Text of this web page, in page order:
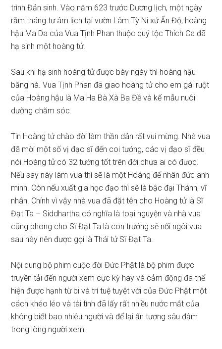
trình Đản sinh. Vào năm 623 trước Dương lịch, một ngày
rằm tháng tư âm lịch tại vườn Lâm Tỳ Ni xứ Ấn Độ, hoàng
hậu Ma Da của Vua Tịnh Phan thuộc quý tộc Thích Ca đã
hạ sinh một hoàng tử.
Sau khi hạ sinh hoàng tử được bày ngày thì hoàng hậu
băng hà. Vua Tịnh Phan đã giao hoàng tử cho em gái ruột
của Hoàng hậu là Ma Ha Bà Xà Ba Đề và kế mẫu nuôi
dưỡng chăm sóc.
Tin Hoàng tử chào đời làm thần dân rất vui mừng. Nhà vua
đã mời một số vị đạo sĩ đến coi tướng, các vị đạo sĩ đều
nói Hoàng tử có 32 tướng tốt trên đời chưa ai có được.
Nếu say này làm vua thì sẽ là một Hoàng đế nhân đức anh
minh. Còn nếu xuất gia học đạo thì sẽ là bậc đại Thánh, vĩ
nhân. Chính vì vậy nhà vua đã đặt tên cho Hoàng tử là Sĩ
Đạt Ta – Siddhartha có nghĩa là toại nguyện và nhà vua
cũng phong cho Sĩ Đạt Ta là con trưởng sẽ nối ngôi vua
sau này nên được gọi là Thái tử Sĩ Đạt Ta.
Nội dung bộ phim cuộc đời Đức Phật là bộ phim được
truyền tải đến người xem cực kỳ hay và cảm động đã thể
hiện được hạnh từ bi và trí tuệ tuyệt vời của Đức Phật một
cách khéo léo và tài tình đã lấy rất nhiều nước mắt của
không biết bao nhiêu người và để lại ấn tượng sâu đậm
trong lòng người xem.